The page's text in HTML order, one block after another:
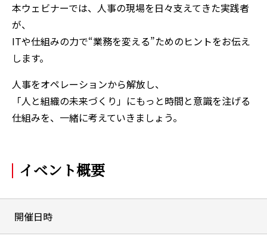
本ウェビナーでは、人事の現場を日々支えてきた実践者
が、
ITや仕組みの力で“業務を変える”ためのヒントをお伝え
します。
人事をオペレーションから解放し、
「人と組織の未来づくり」にもっと時間と意識を注げる
仕組みを、一緒に考えていきましょう。
イベント概要
開催日時